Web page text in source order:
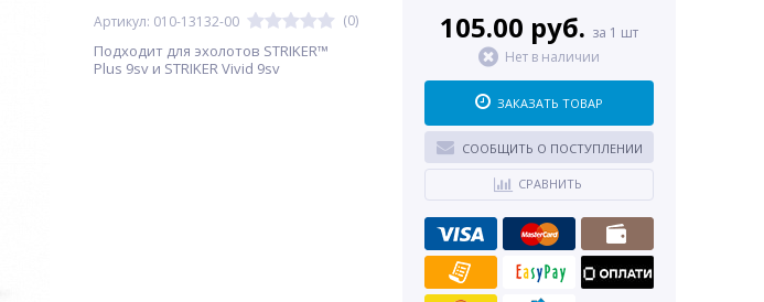
Артикул: 010-13132-00 (0)
Подходит для эхолотов STRIKER™
Plus 9sv и STRIKER Vivid 9sv
105.00 руб. за 1 шт
Нет в наличии
ЗАКАЗАТЬ ТОВАР
СООБЩИТЬ О ПОСТУПЛЕНИИ
СРАВНИТЬ